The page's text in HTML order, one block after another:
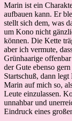
Marin ist ein
aufbauen kann. Er
stellt sich dem, was
um Kono nicht
können. Die Kette
aber ich vermute,
Grünhaarige
der Gute ebenso
Startschuß, dann
Marin auf mich so,
Leute einzulassen.
unnahbar und
Eindruck eines